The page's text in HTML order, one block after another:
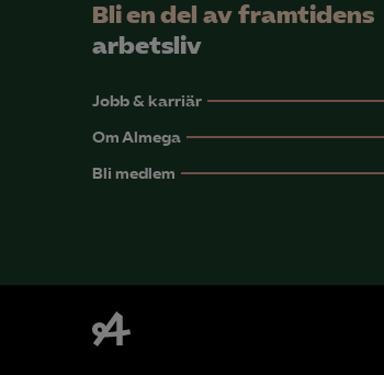
Bli en del av framtidens
arbetsliv
Jobb & karriär
Om Almega
Bli medlem